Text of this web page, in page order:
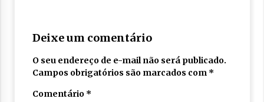
Deixe um comentário
O seu endereço de e-mail não será publicado.
Campos obrigatórios são marcados com *
Comentário *